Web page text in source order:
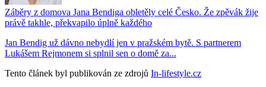
Záběry z domova Jana Bendiga obletěly celé Česko. Že zpěvák žije
právě takhle, překvapilo úplně každého
Jan Bendig už dávno nebydlí jen v pražském bytě. S partnerem
Lukášem Rejmonem si splnil sen o domě za...
Tento článek byl publikován ze zdrojů In-lifestyle.cz